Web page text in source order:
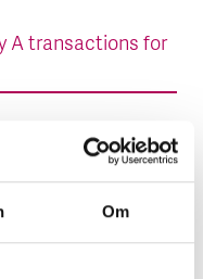
Om
A transactions for